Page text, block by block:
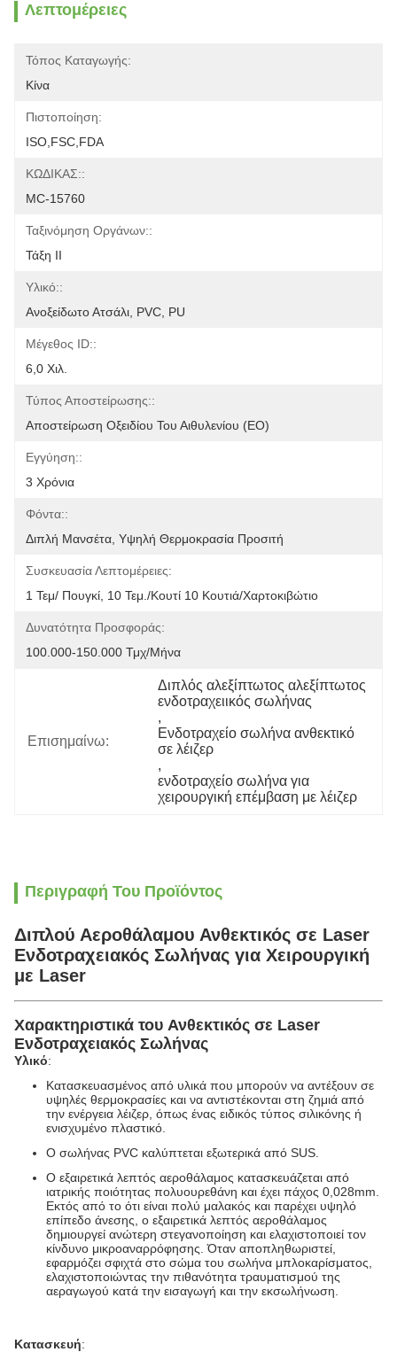
Λεπτομέρειες
Τόπος Καταγωγής:
Κίνα
Πιστοποίηση:
ISO,FSC,FDA
ΚΩΔΙΚΑΣ::
MC-15760
Ταξινόμηση Οργάνων::
Τάξη II
Υλικό::
Ανοξείδωτο Ατσάλι, PVC, PU
Μέγεθος ID::
6,0 Χιλ.
Τύπος Αποστείρωσης::
Αποστείρωση Οξειδίου Του Αιθυλενίου (EO)
Εγγύηση::
3 Χρόνια
Φόντα::
Διπλή Μανσέτα, Υψηλή Θερμοκρασία Προσιτή
Συσκευασία Λεπτομέρειες:
1 Τεμ/ Πουγκί, 10 Τεμ./κουτί 10 Κουτιά/χαρτοκιβώτιο
Δυνατότητα Προσφοράς:
100.000-150.000 Τμχ/μήνα
Επισημαίνω:
Διπλός αλεξίπτωτος αλεξίπτωτος
ενδοτραχειικός σωλήνας
,
Ενδοτραχείο σωλήνα ανθεκτικό
σε λέιζερ
,
ενδοτραχείο σωλήνα για
χειρουργική επέμβαση με λέιζερ
Περιγραφή Του Προϊόντος
Διπλού Αεροθάλαμου Ανθεκτικός σε Laser
Ενδοτραχειακός Σωλήνας για Χειρουργική
με Laser
Χαρακτηριστικά του Ανθεκτικός σε Laser
Ενδοτραχειακός Σωλήνας
Υλικό:
Κατασκευασμένος από υλικά που μπορούν να αντέξουν σε
υψηλές θερμοκρασίες και να αντιστέκονται στη ζημιά από
την ενέργεια λέιζερ, όπως ένας ειδικός τύπος σιλικόνης ή
ενισχυμένο πλαστικό.
Ο σωλήνας PVC καλύπτεται εξωτερικά από SUS.
Ο εξαιρετικά λεπτός αεροθάλαμος κατασκευάζεται από
ιατρικής ποιότητας πολυουρεθάνη και έχει πάχος 0,028mm.
Εκτός από το ότι είναι πολύ μαλακός και παρέχει υψηλό
επίπεδο άνεσης, ο εξαιρετικά λεπτός αεροθάλαμος
δημιουργεί ανώτερη στεγανοποίηση και ελαχιστοποιεί τον
κίνδυνο μικροαναρρόφησης. Όταν αποπληθωριστεί,
εφαρμόζει σφιχτά στο σώμα του σωλήνα μπλοκαρίσματος,
ελαχιστοποιώντας την πιθανότητα τραυματισμού της
αεραγωγού κατά την εισαγωγή και την εκσωλήνωση.
Κατασκευή: